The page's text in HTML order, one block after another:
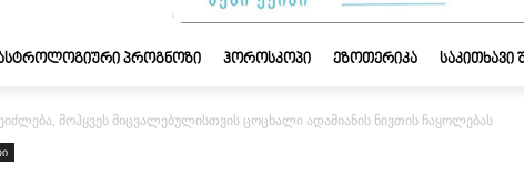
ᲞᲠᲝᲒᲜᲝᲖᲘ ᲰᲝᲠᲝᲡᲙᲝᲞᲘ ᲔᲖᲝᲗᲔᲠᲘᲙᲐ ᲡᲐᲙᲘᲗᲮᲐᲕᲘ
მოჰყვეს მიცვალებულისთვის ცოცხალი ადამიანის ნივთის ჩაყოლებას